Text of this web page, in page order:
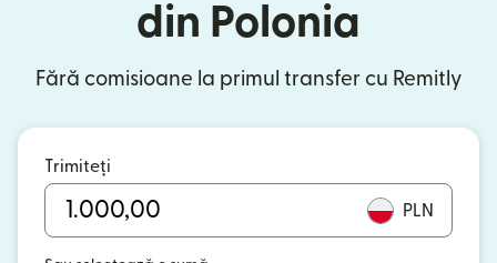
din Polonia
Fără comisioane la primul transfer cu Remitly
Trimiteți
PLN